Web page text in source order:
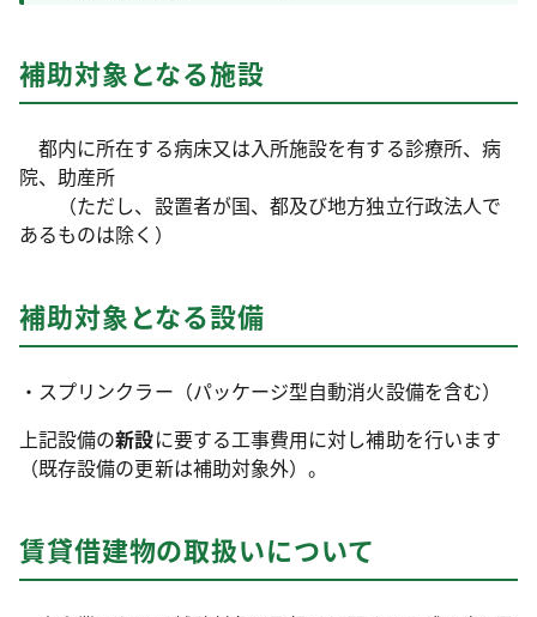
補助対象となる施設
都内に所在する病床又は入所施設を有する診療所、病
院、助産所
（ただし、設置者が国、都及び地方独立行政法人で
あるものは除く）
補助対象となる設備
・スプリンクラー（パッケージ型自動消火設備を含む）
上記設備の新設に要する工事費用に対し補助を行います
（既存設備の更新は補助対象外）。
賃貸借建物の取扱いについて